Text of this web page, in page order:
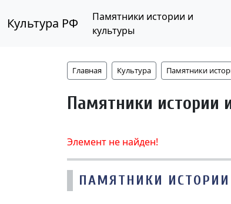
Культура РФ
Памятники истории и
культуры
Главная Культура Памятники
Памятники истории
Элемент не найден!
ПАМЯТНИКИ